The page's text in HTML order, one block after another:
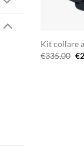
Kit collare
€335,00 Il
€